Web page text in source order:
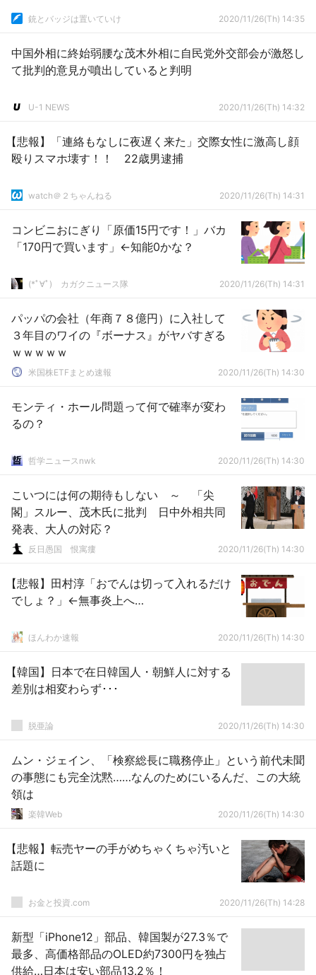
銃とバッジは置いていけ 2020/11/26(Th) 14:35
中国外相に終始弱腰な茂木外相に自民党外交部会が激怒し
て批判的意見が噴出していると判明
U-1 NEWS 2020/11/26(Th) 14:32
【悲報】「連絡もなしに夜遅く来た」交際女性に激高し顔
殴りスマホ壊す！！ 22歳男逮捕
watch＠２ちゃんねる 2020/11/26(Th) 14:31
コンビニおにぎり「原価15円です！」バカ
「170円で買います」←知能0かな？
(*ﾟ∀ﾟ)ゞカガクニュース隊 2020/11/26(Th) 14:31
パッパの会社（年商７８億円）に入社して
３年目のワイの『ボーナス』がヤバすぎる
ｗｗｗｗｗ
米国株ETFまとめ速報 2020/11/26(Th) 14:30
モンティ・ホール問題って何で確率が変わ
るの？
哲学ニュースnwk 2020/11/26(Th) 14:30
こいつには何の期待もしない ～ 「尖
閣」スルー、茂木氏に批判 日中外相共同
発表、大人の対応？
反日愚国 恨寓瘻 2020/11/26(Th) 14:30
【悲報】田村淳「おでんは切って入れるだけ
でしょ？」←無事炎上へ…
ほんわか速報 2020/11/26(Th) 14:30
【韓国】日本で在日韓国人・朝鮮人に対する
差別は相変わらず･･･
脱亜論 2020/11/26(Th) 14:30
ムン・ジェイン、「検察総長に職務停止」という前代未聞
の事態にも完全沈黙……なんのためにいるんだ、この大統
領は
楽韓Web 2020/11/26(Th) 14:30
【悲報】転売ヤーの手がめちゃくちゃ汚いと
話題に
お金と投資.com 2020/11/26(Th) 14:28
新型「iPhone12」部品、韓国製が27.3％で
最多、高価格部品のOLED約7300円を独占
供給…日本は安い部品13.2％！